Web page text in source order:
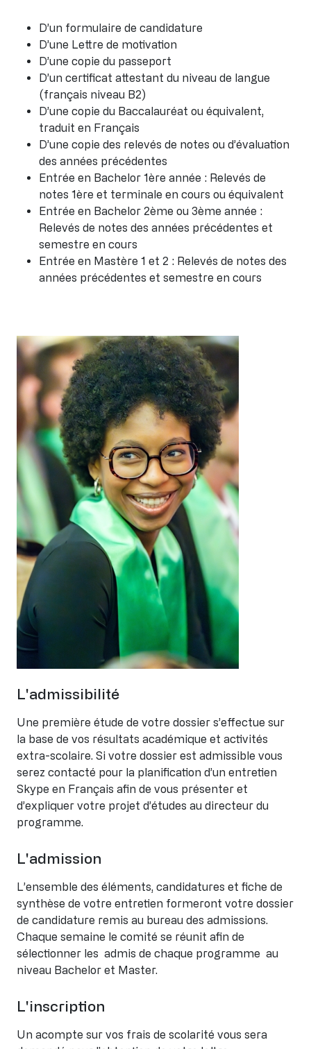
D’un formulaire de candidature
D’une Lettre de motivation
D’une copie du passeport
D’un certificat attestant du niveau de langue
(français niveau B2)
D’une copie du Baccalauréat ou équivalent,
traduit en Français
D’une copie des relevés de notes ou d’évaluation
des années précédentes
Entrée en Bachelor 1ère année : Relevés de
notes 1ère et terminale en cours ou équivalent
Entrée en Bachelor 2ème ou 3ème année :
Relevés de notes des années précédentes et
semestre en cours
Entrée en Mastère 1 et 2 : Relevés de notes des
années précédentes et semestre en cours
Image
L'admissibilité
Une première étude de votre dossier s’effectue sur
la base de vos résultats académique et activités
extra-scolaire. Si votre dossier est admissible vous
serez contacté pour la planification d’un entretien
Skype en Français afin de vous présenter et
d’expliquer votre projet d’études au directeur du
programme.
L'admission
L’ensemble des éléments, candidatures et fiche de
synthèse de votre entretien formeront votre dossier
de candidature remis au bureau des admissions.
Chaque semaine le comité se réunit afin de
sélectionner les admis de chaque programme au
niveau Bachelor et Master.
L'inscription
Un acompte sur vos frais de scolarité vous sera